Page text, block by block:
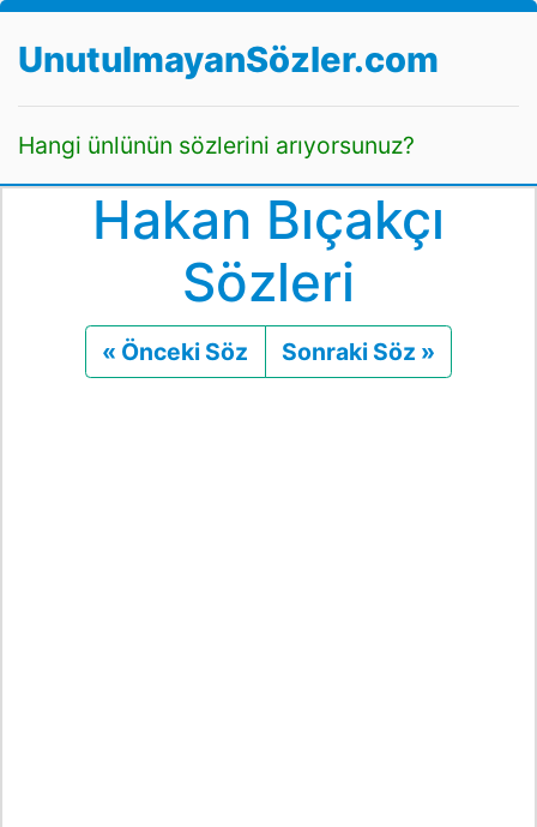
UnutulmayanSözler.com
Hangi ünlünün sözlerini arıyorsunuz?
Hakan Bıçakçı
Sözleri
« Önceki Söz Önceki
Sonraki Söz »